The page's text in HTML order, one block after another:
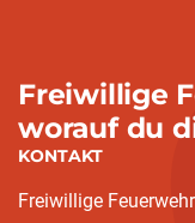
Freiwillige
worauf du
KONTAKT
Freiwillige